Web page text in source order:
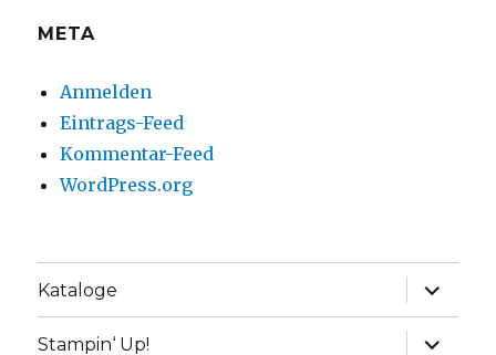
META
Anmelden
Eintrags-Feed
Kommentar-Feed
WordPress.org
Kataloge
Stampin‘ Up!